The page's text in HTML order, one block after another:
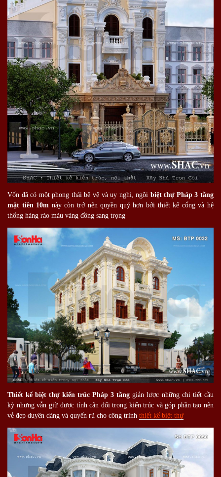
Vốn đã có một phong thái bệ vệ và uy nghi, ngôi biệt thự Pháp 3 tầng
mặt tiền 10m này còn trở nên quyền quý hơn bởi thiết kế cổng và hệ
thống hàng rào màu vàng đồng sang trọng
Thiết kế biệt thự kiến trúc Pháp 3 tầng giản lược những chi tiết cầu
kỳ nhưng vẫn giữ được tính cân đối trong kiến trúc và góp phần tạo nên
vẻ đẹp duyên dáng và quyến rũ cho công trình thiết kế biệt thự